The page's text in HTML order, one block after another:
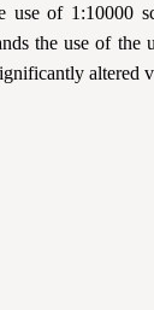
use of
the use of
altered